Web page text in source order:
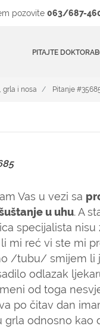
pozovite 063/687-
PITAJTE DOKTORA
grla i nosa Pitanje
Vas u vezi sa
u uhu. A
specijalista
mi reć vi ste mi
/tubu/ smijem li
odlazak
od toga
po čitav dan
grla odnosno kao